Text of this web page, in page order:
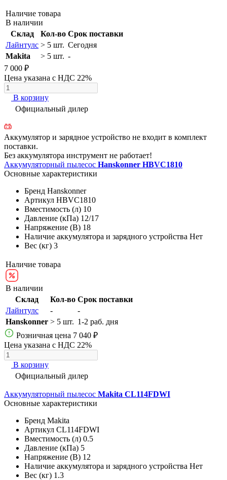
Наличие товара
В наличии
Склад
Кол-во Срок поставки
Лайнтулс > 5 шт. Сегодня
Makita
> 5 шт. -
7 000 ₽
Цена указана с НДС 22%
В корзину
Официальный дилер
Аккумулятор и зарядное устройство не входит в комплект
поставки.
Без аккумулятора инструмент не работает!
Аккумуляторный пылесос Hanskonner HBVC1810
Основные характеристики
Бренд Hanskonner
Артикул HBVC1810
Вместимость (л) 10
Давление (кПа) 12/17
Напряжение (В) 18
Наличие аккумулятора и зарядного устройства Нет
Вес (кг) 3
Наличие товара
В наличии
Склад
Кол-во Срок поставки
Лайнтулс
-
-
Hanskonner > 5 шт. 1-2 раб. дня
Розничная цена 7 040 ₽
Цена указана с НДС 22%
В корзину
Официальный дилер
Аккумуляторный пылесос Makita CL114FDWI
Основные характеристики
Бренд Makita
Артикул CL114FDWI
Вместимость (л) 0.5
Давление (кПа) 5
Напряжение (В) 12
Наличие аккумулятора и зарядного устройства Нет
Вес (кг) 1.3